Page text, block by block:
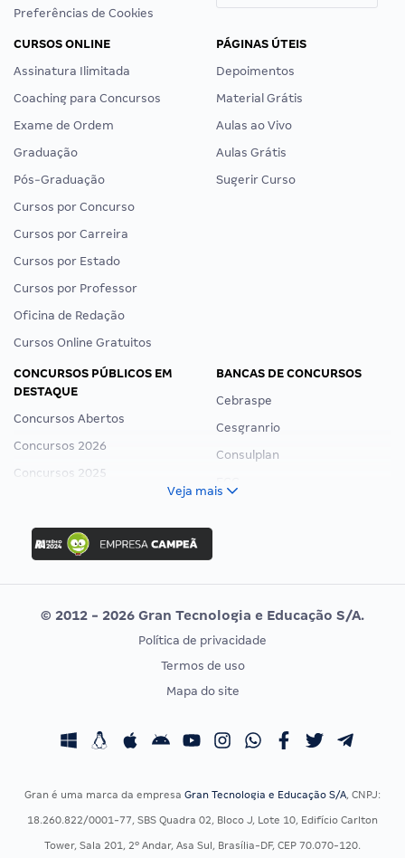
Preferências de Cookies
CURSOS ONLINE
Assinatura Ilimitada
Coaching para Concursos
Exame de Ordem
Graduação
Pós-Graduação
Cursos por Concurso
Cursos por Carreira
Cursos por Estado
Cursos por Professor
Oficina de Redação
Cursos Online Gratuitos
PÁGINAS ÚTEIS
Depoimentos
Material Grátis
Aulas ao Vivo
Aulas Grátis
Sugerir Curso
CONCURSOS PÚBLICOS EM
DESTAQUE
Concursos Abertos
Concursos 2026
Concursos 2025
Concurso Ibama
Concurso MPU
Editais publicados
BANCAS DE CONCURSOS
Cebraspe
Cesgranrio
Consulplan
Vunesp
CONCURSOS POR PROFISSÃO
Concursos Fiscais
Concursos Saúde
EXAME DE ORDEM
Calendário OAB
Veja mais
© 2012 - 2026 Gran Tecnologia e Educação S/A.
Política de privacidade
Termos de uso
Mapa do site
Gran é uma marca da empresa Gran Tecnologia e Educação S/A, CNPJ:
18.260.822/0001-77, SBS Quadra 02, Bloco J, Lote 10, Edifício Carlton
Tower, Sala 201, 2º Andar, Asa Sul, Brasília-DF, CEP 70.070-120.